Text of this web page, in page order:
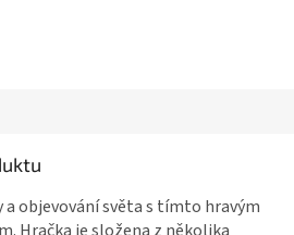
objevování světa s tímto hravým